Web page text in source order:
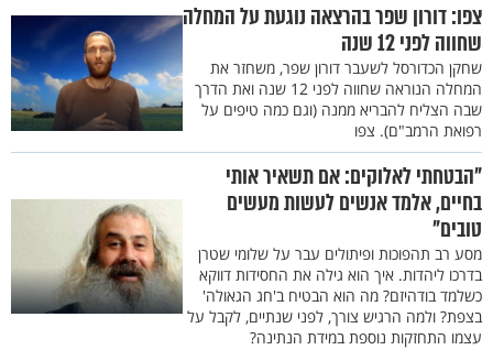
צפו: דורון שפר בהרצאה נוגעת על המחלה
שחווה לפני 12 שנה
שחקן הכדורסל לשעבר דורון שפר, משחזר את
המחלה הנוראה שחווה לפני 12 שנה ואת הדרך
שבה הצליח להבריא ממנה (וגם כמה טיפים על
רפואת הרמב"ם). צפו
"הבטחתי לאלוקים: אם תשאיר אותי
בחיים, אלמד אנשים לעשות מעשים
טובים"
מסע רב תהפוכות ופיתולים עבר על שלומי שטרן
בדרכו ליהדות. איך הוא גילה את החסידות דווקא
כשלמד בודהיזם? מה הוא הבטיח ב'חג הגאולה'
בצפת? ולמה הרגיש צורך, לפני שנתיים, לקבל על
עצמו התחזקות נוספת במידת הנתינה?